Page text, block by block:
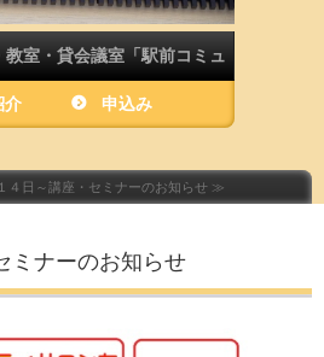
教室・貸会議室「駅前コミュ
友」
介 申込み
４日～講座・セミナーのお知らせ ≫
ミナーのお知らせ